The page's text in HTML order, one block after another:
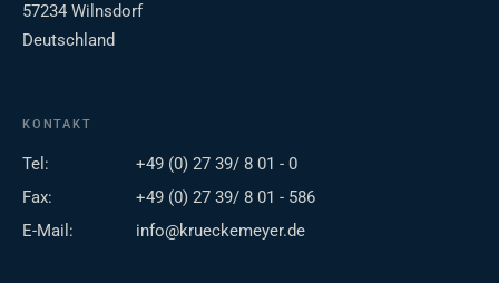
57234 Wilnsdorf
Deutschland
KONTAKT
Tel:
+49 (0) 27 39/ 8 01 - 0
Fax:
+49 (0) 27 39/ 8 01 - 586
E-Mail:
info@krueckemeyer.de